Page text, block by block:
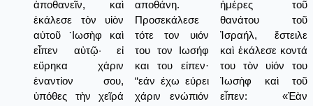
ἀποθανεῖν, καὶ
ἐκάλεσε τὸν υἱὸν
αὐτοῦ ᾿Ιωσὴφ καὶ
εἶπεν αὐτῷ· εἰ
εὕρηκα χάριν
ἐναντίον σου,
ὑπόθες τὴν χεῖρά
αποθάνη.
Προσεκάλεσε
τότε τον υιόν
του τον Ιωσήφ
και του είπεν·
“εάν έχω εύρει
χάριν ενώπιόν
ἡμέρες τοῦ
θανάτου τοῦ
Ἰσραήλ, ἔστειλε
καὶ ἐκάλεσε κοντά
του τὸν υἱόν του
Ἰωσὴφ καὶ τοῦ
εἶπεν: «Ἐὰν